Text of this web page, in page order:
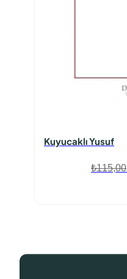
Kuyucaklı Yusuf
₺115,00